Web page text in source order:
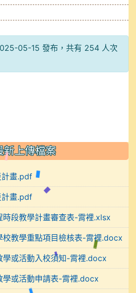
05-15 發布，共有 254 人次
新上傳檔案
計畫.pdf
計畫.pdf
段教學計畫審查表-霄裡.xlsx
教學重點項目檢核表-霄裡.docx
或活動入校須知-霄裡.docx
或活動申請表-霄裡.docx